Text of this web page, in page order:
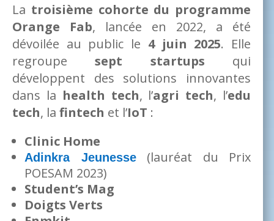
La troisième cohorte du programme
Orange Fab, lancée en 2022, a été
dévoilée au public le 4 juin 2025. Elle
regroupesept startups qui
développent des solutions innovantes
dans la health tech, l’agri tech, l’edu
tech, la fintech et l’IoT :
Clinic Home
Adinkra Jeunesse(lauréat du Prix
POESAM 2023)
Student’s Mag
Doigts Verts